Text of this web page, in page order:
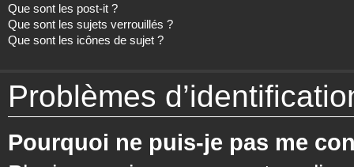
Que sont les post-it ?
Que sont les sujets verrouillés ?
Que sont les icônes de sujet ?
Problèmes
Pourquoi ne puis-je pas me